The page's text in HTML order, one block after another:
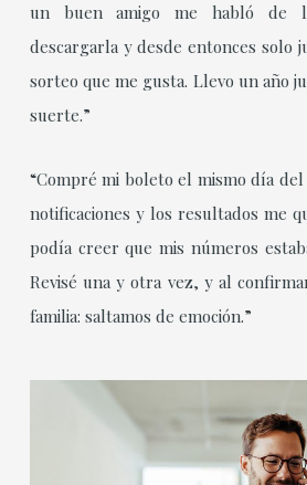
un buen amigo me habló de
descargarla y desde entonces solo
sorteo que me gusta. Llevo un año
suerte.”
“Compré mi boleto el mismo día
notificaciones y los resultados me
podía creer que mis números
Revisé una y otra vez, y al
familia: saltamos de emoción.”